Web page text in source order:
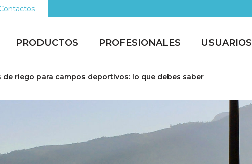
PRODUCTOS PROFESIONALES USUARIOS
de riego para campos deportivos: lo que debes saber